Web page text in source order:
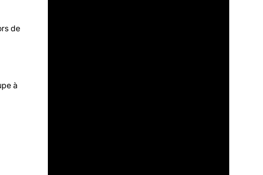
de
à